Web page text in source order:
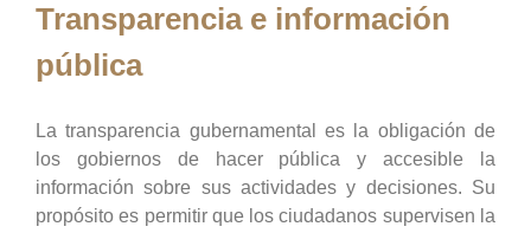
Transparencia e información
pública
La transparencia gubernamental es la obligación de
los gobiernos de hacer pública y accesible la
información sobre sus actividades y decisiones. Su
propósito es permitir que los ciudadanos supervisen la